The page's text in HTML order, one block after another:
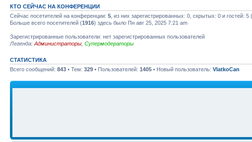
КТО СЕЙЧАС НА КОНФЕРЕНЦИИ
Сейчас посетителей на конференции: 5 , из них зарегистрированных: 0, скрытых: 0 и гостей:
Больше всего посетителей (1916) здесь было Пн авг 25, 2025 7:21 am
Зарегистрированные пользователи: нет зарегистрированных пользователей
Легенда: Администраторы Супермодераторы
СТАТИСТИКА
Всего сообщений: 843 • Тем: 329 • Пользователей: 1405 • Новый пользователь: VlatkoCan